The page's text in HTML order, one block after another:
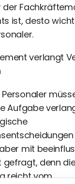
der
ist, desto
verlangt
Aufgabe
mit
gefragt, denn
reicht vom